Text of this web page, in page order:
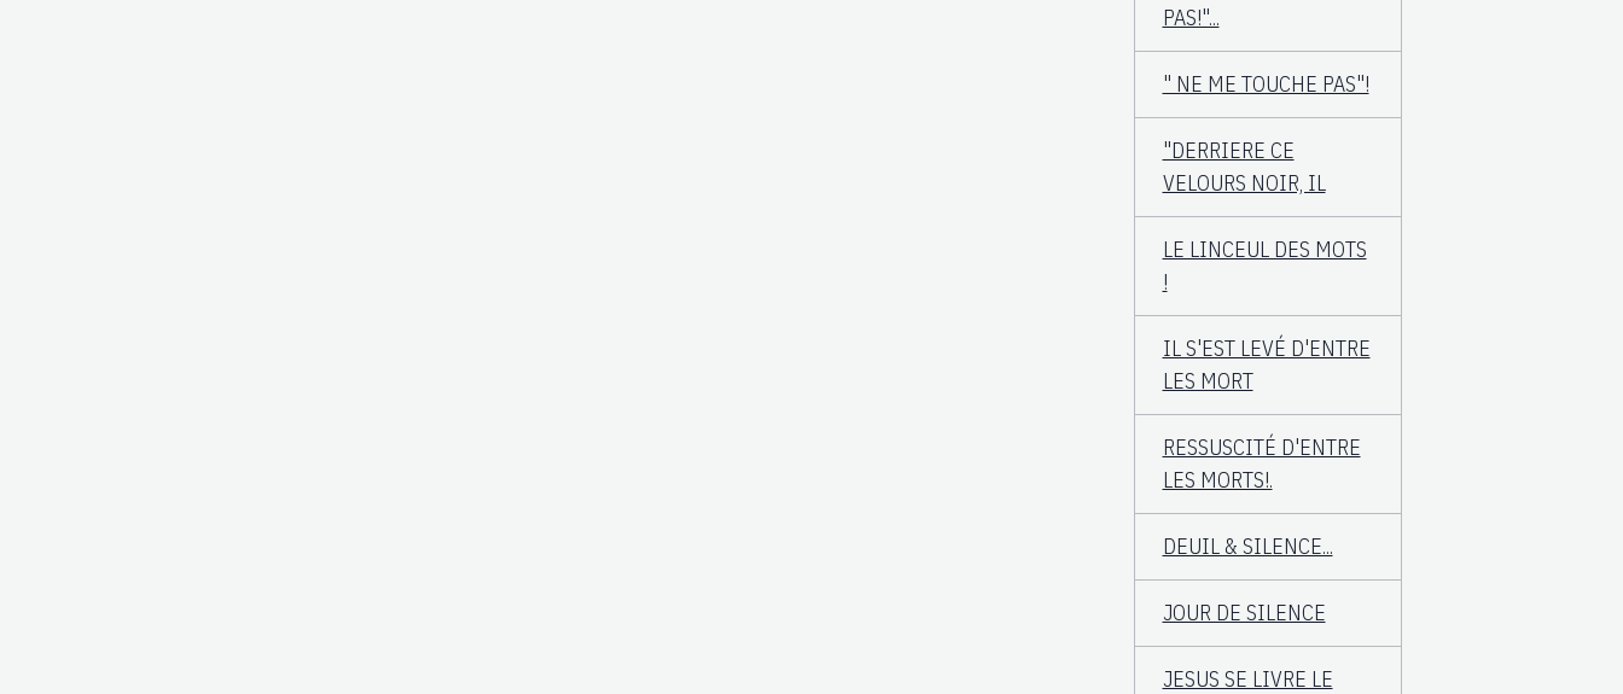
PAS!"...
" NE ME TOUCHE PAS"!
"DERRIERE CE
VELOURS NOIR, IL
LE LINCEUL DES MOTS
!
IL S'EST LEVÉ D'ENTRE
LES MORT
RESSUSCITÉ D'ENTRE
LES MORTS!.
DEUIL & SILENCE...
JOUR DE SILENCE
JESUS SE LIVRE LE